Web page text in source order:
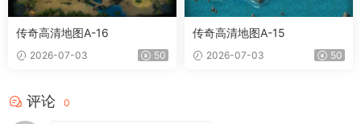
传奇高清地图A-16
2026-07-03 50
传奇高清地图A-15
2026-07-03 50
评论 0